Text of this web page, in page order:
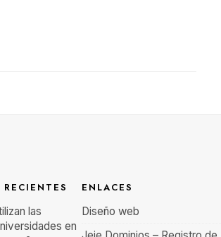
las
en
ENLACES
Diseño web